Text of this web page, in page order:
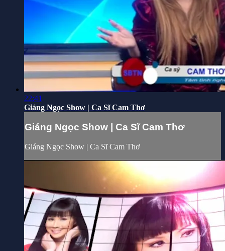
22:41
Giáng Ngọc Show | Ca Sĩ Cam Thơ
Giáng Ngọc Show | Ca Sĩ Cam Thơ
Giáng Ngọc Show | Ca Sĩ Cam Thơ